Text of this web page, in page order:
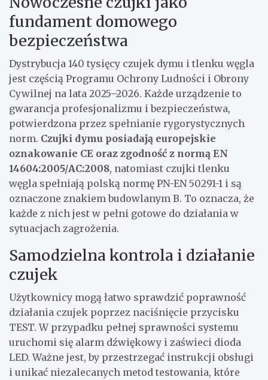
fundament domowego
bezpieczeństwa
Dystrybucja 140 tysięcy czujek dymu i tlenku węgla
jest częścią Programu Ochrony Ludności i Obrony
Cywilnej na lata 2025–2026. Każde urządzenie to
gwarancja profesjonalizmu i bezpieczeństwa,
potwierdzona przez spełnianie rygorystycznych
norm. Czujki dymu posiadają europejskie
oznakowanie CE oraz zgodność z normą EN
14604:2005/AC:2008, natomiast czujki tlenku
węgla spełniają polską normę PN-EN 50291-1 i są
oznaczone znakiem budowlanym B. To oznacza, że
każde z nich jest w pełni gotowe do działania w
sytuacjach zagrożenia.
Samodzielna kontrola i działanie
czujek
Użytkownicy mogą łatwo sprawdzić poprawność
działania czujek poprzez naciśnięcie przycisku
TEST. W przypadku pełnej sprawności systemu
uruchomi się alarm dźwiękowy i zaświeci dioda
LED. Ważne jest, by przestrzegać instrukcji obsługi
i unikać niezalecanych metod testowania, które